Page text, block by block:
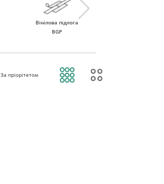
Вінілова підлога
BGP
За пріорітетом